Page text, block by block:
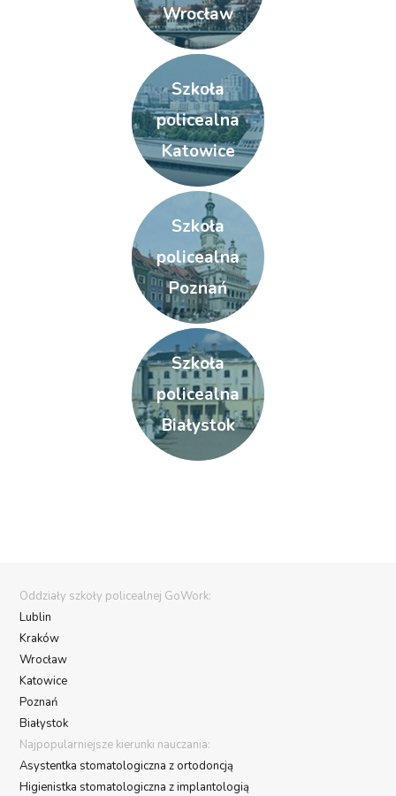
Wrocław
Szkoła
policealna
Katowice
Szkoła
policealna
Poznań
Szkoła
policealna
Białystok
Oddziały szkoły policealnej GoWork:
Lublin
Kraków
Wrocław
Katowice
Poznań
Białystok
Najpopularniejsze kierunki nauczania:
Asystentka stomatologiczna z ortodoncją
Higienistka stomatologiczna z implantologią